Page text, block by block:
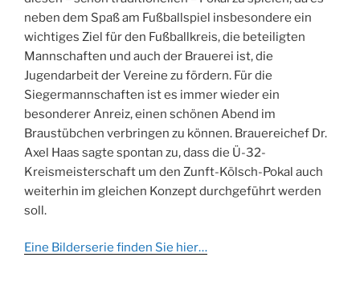
neben dem Spaß am Fußballspiel insbesondere ein
wichtiges Ziel für den Fußballkreis, die beteiligten
Mannschaften und auch der Brauerei ist, die
Jugendarbeit der Vereine zu fördern. Für die
Siegermannschaften ist es immer wieder ein
besonderer Anreiz, einen schönen Abend im
Braustübchen verbringen zu können. Brauereichef Dr.
Axel Haas sagte spontan zu, dass die Ü-32-
Kreismeisterschaft um den Zunft-Kölsch-Pokal auch
weiterhin im gleichen Konzept durchgeführt werden
soll.
Eine Bilderserie finden Sie hier…